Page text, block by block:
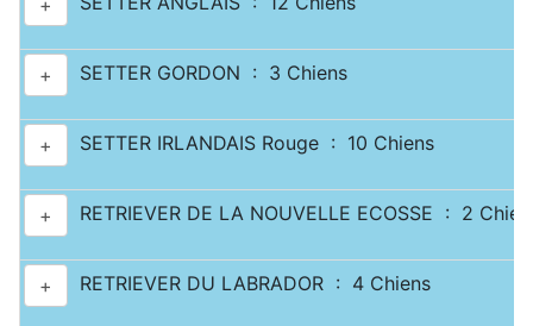
+
+ SETTER GORDON : 3 Chiens
+ SETTER IRLANDAIS Rouge : 10 Chiens
+ RETRIEVER DE LA NOUVELLE ECOSSE : 2
+ RETRIEVER DU LABRADOR : 4 Chiens